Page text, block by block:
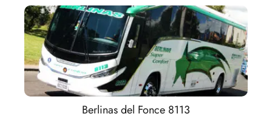
Berlinas del Fonce 8113